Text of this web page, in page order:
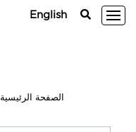
English
الصفحة الرئيسية